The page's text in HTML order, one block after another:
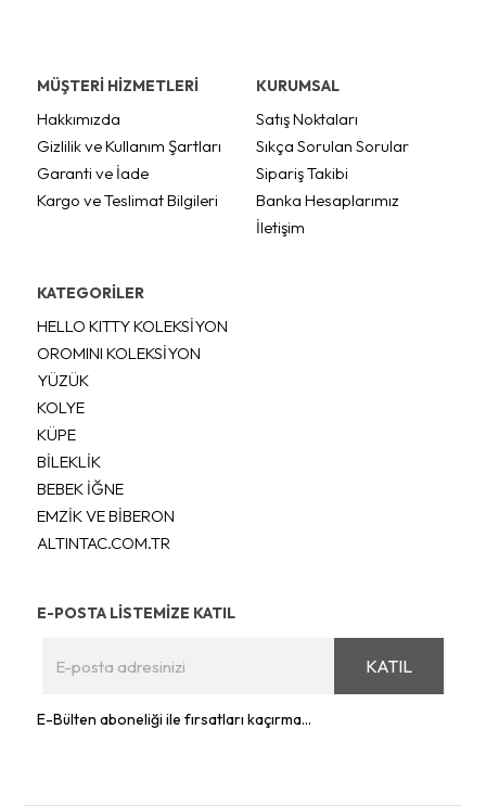
MÜŞTERİ HİZMETLERİ
Hakkımızda
Gizlilik ve Kullanım Şartları
Garanti ve İade
Kargo ve Teslimat Bilgileri
KURUMSAL
Satış Noktaları
Sıkça Sorulan Sorular
Sipariş Takibi
Banka Hesaplarımız
İletişim
KATEGORİLER
HELLO KITTY KOLEKSİYON
OROMINI KOLEKSİYON
YÜZÜK
KOLYE
KÜPE
BİLEKLİK
BEBEK İĞNE
EMZİK VE BİBERON
ALTINTAC.COM.TR
E-POSTA LİSTEMİZE KATIL
KATIL
E-Bülten aboneliği ile fırsatları kaçırma...